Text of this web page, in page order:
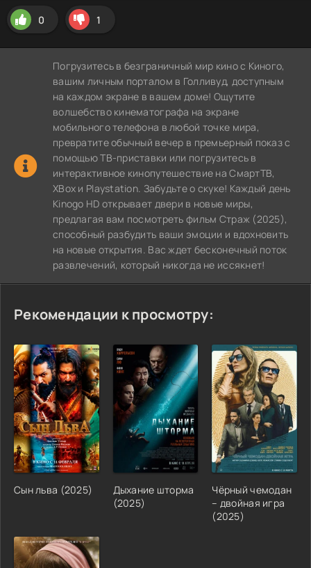
0 1
Погрузитесь в безграничный мир кино с Киного,
вашим личным порталом в Голливуд, доступным
на каждом экране в вашем доме! Ощутите
волшебство кинематографа на экране
мобильного телефона в любой точке мира,
превратите обычный вечер в премьерный показ с
помощью ТВ-приставки или погрузитесь в
интерактивное кинопутешествие на СмартТВ,
XBox и Playstation. Забудьте о скуке! Каждый день
Kinogo HD открывает двери в новые миры,
предлагая вам посмотреть фильм Страж (2025),
способный разбудить ваши эмоции и вдохновить
на новые открытия. Вас ждет бесконечный поток
развлечений, который никогда не иссякнет!
Рекомендации к просмотру:
Сын льва (2025)
Дыхание шторма
(2025)
Чёрный чемодан
– двойная игра
(2025)